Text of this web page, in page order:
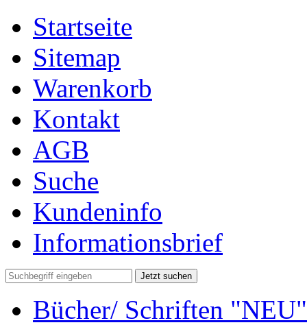
Startseite
Sitemap
Warenkorb
Kontakt
AGB
Suche
Kundeninfo
Informationsbrief
Jetzt suchen
Bücher/ Schriften "NEU"